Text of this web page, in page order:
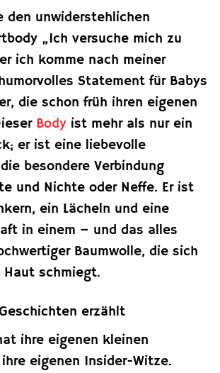
den unwiderstehlichen
„Ich versuche mich zu
ich komme nach meiner
Statement für Babys
die schon früh ihren eigenen
Body ist mehr als nur ein
er ist eine liebevolle
besondere Verbindung
und Nichte oder Neffe. Er ist
ein Lächeln und eine
in einem – und das alles
Baumwolle, die sich
schmiegt.
erzählt
ihre eigenen kleinen
eigenen Insider-Witze.